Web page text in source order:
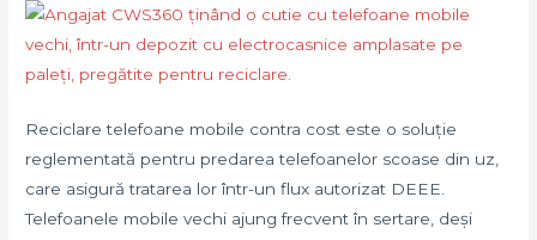
Reciclare telefoane mobile contra cost este o soluție
reglementată pentru predarea telefoanelor scoase din uz,
care asigură tratarea lor într-un flux autorizat DEEE.
Telefoanele mobile vechi ajung frecvent în sertare, deși